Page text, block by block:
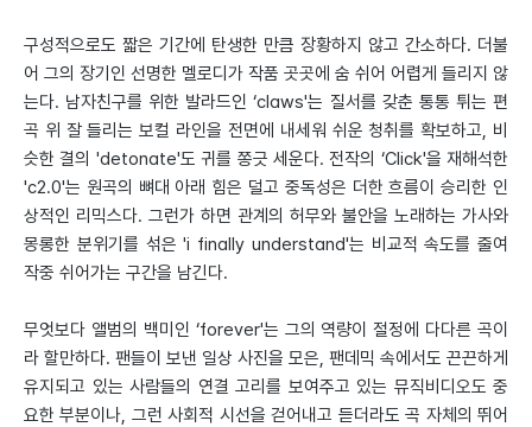
구성적으로도 짧은 기간에 탄생한 만큼 장황하지 않고 간소하다. 더불
어 그의 장기인 선명한 멜로디가 작품 곳곳에 숨 쉬어 어렵게 들리지 않
는다. 남자친구를 위한 발라드인 ‘claws'는 질서를 갖춘 통통 튀는 편
곡 위 잘 들리는 보컬 라인을 전면에 내세워 쉬운 청취를 확보하고, 비
슷한 결의 'detonate'도 귀를 쫑긋 세운다. 전작의 ‘Click'을 재해석한
'c2.0'는 원곡의 뼈대 아래 힘은 덜고 중독성은 더한 흐름이 승리한 인
상적인 리믹스다. 그런가 하면 관계의 허무와 불안을 노래하는 가사와
몽롱한 분위기를 섞은 'i finally understand'는 비교적 속도를 줄여
작중 쉬어가는 구간을 남긴다.
무엇보다 앨범의 백미인 ‘forever'는 그의 역량이 절정에 다다른 곡이
라 할만하다. 팬들이 보낸 일상 사진을 모은, 팬데믹 속에서도 끈끈하게
유지되고 있는 사람들의 연결 고리를 보여주고 있는 뮤직비디오도 중
요한 부분이나, 그런 사회적 시선을 걷어내고 듣더라도 곡 자체의 뛰어